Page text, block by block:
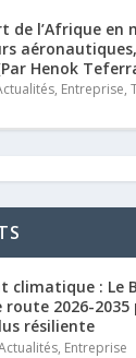
de l’Afrique en
Henok
, Entreprise,
climatique : Le
route 2026-2035
résiliente
, Entreprise